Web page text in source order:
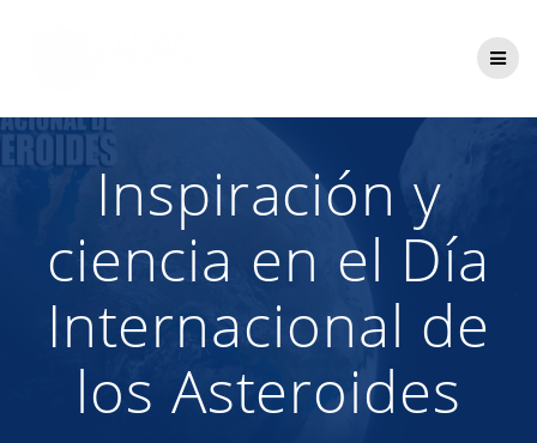
Inspiración y
ciencia en el Día
Internacional de
los Asteroides